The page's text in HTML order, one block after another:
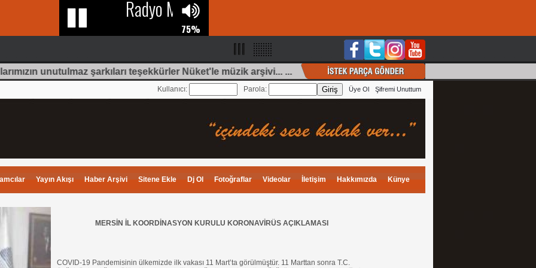
unutulmaz şarkıları teşekkürler Nüket'le müzik arşivi... ... | Ali Recai (Ertem), İstek: Güzel Seni Çok
Kullanıcı: Parola: Üye Ol Şifremi Unuttum
Yayın Akışı Haber Arşivi Sitene Ekle Dj Ol Fotoğraflar Videolar İletişim Hakkımızda Künye
MERSİN İL KOORDİNASYON KURULU KORONAVİRÜS AÇIKLAMASI
COVID-19 Pandemisinin ülkemizde ilk vakası 11 Mart’ta görülmüştür. 11 Marttan sonra T.C.